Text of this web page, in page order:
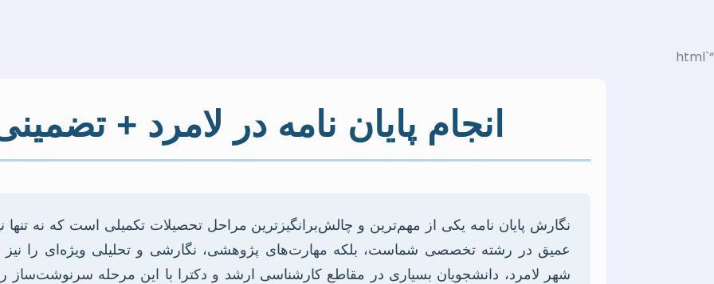
“`html
انجام پایان نامه در لامرد +
نگارش پایان نامه یکی از مهم‌ترین و چالش‌برانگیزترین مراحل تحصیلات تکمیلی است که نه تنها
عمیق در رشته تخصصی شماست، بلکه مهارت‌های پژوهشی، نگارشی و تحلیلی ویژه‌ای را نیز
شهر لامرد، دانشجویان بسیاری در مقاطع کارشناسی ارشد و دکترا با این مرحله سرنوشت‌ساز